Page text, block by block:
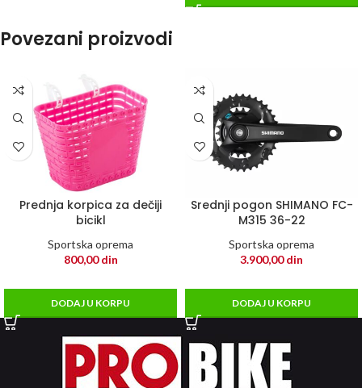
Povezani proizvodi
Prednja korpica za dečiji
bicikl
Sportska oprema
800,00din
DODAJ U KORPU
Srednji pogon SHIMANO FC-
M315 36-22
Sportska oprema
3.900,00din
DODAJ U KORPU